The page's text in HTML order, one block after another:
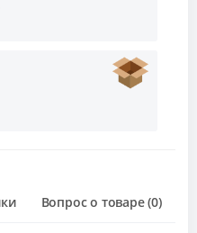
Вопрос о товаре (0)